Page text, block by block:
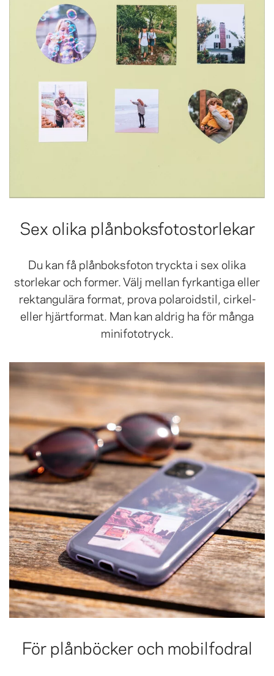
Sex olika plånboksfotostorlekar
Du kan få plånboksfoton tryckta i sex olika
storlekar och former. Välj mellan fyrkantiga eller
rektangulära format, prova polaroidstil, cirkel-
eller hjärtformat. Man kan aldrig ha för många
minifototryck.
För plånböcker och mobilfodral